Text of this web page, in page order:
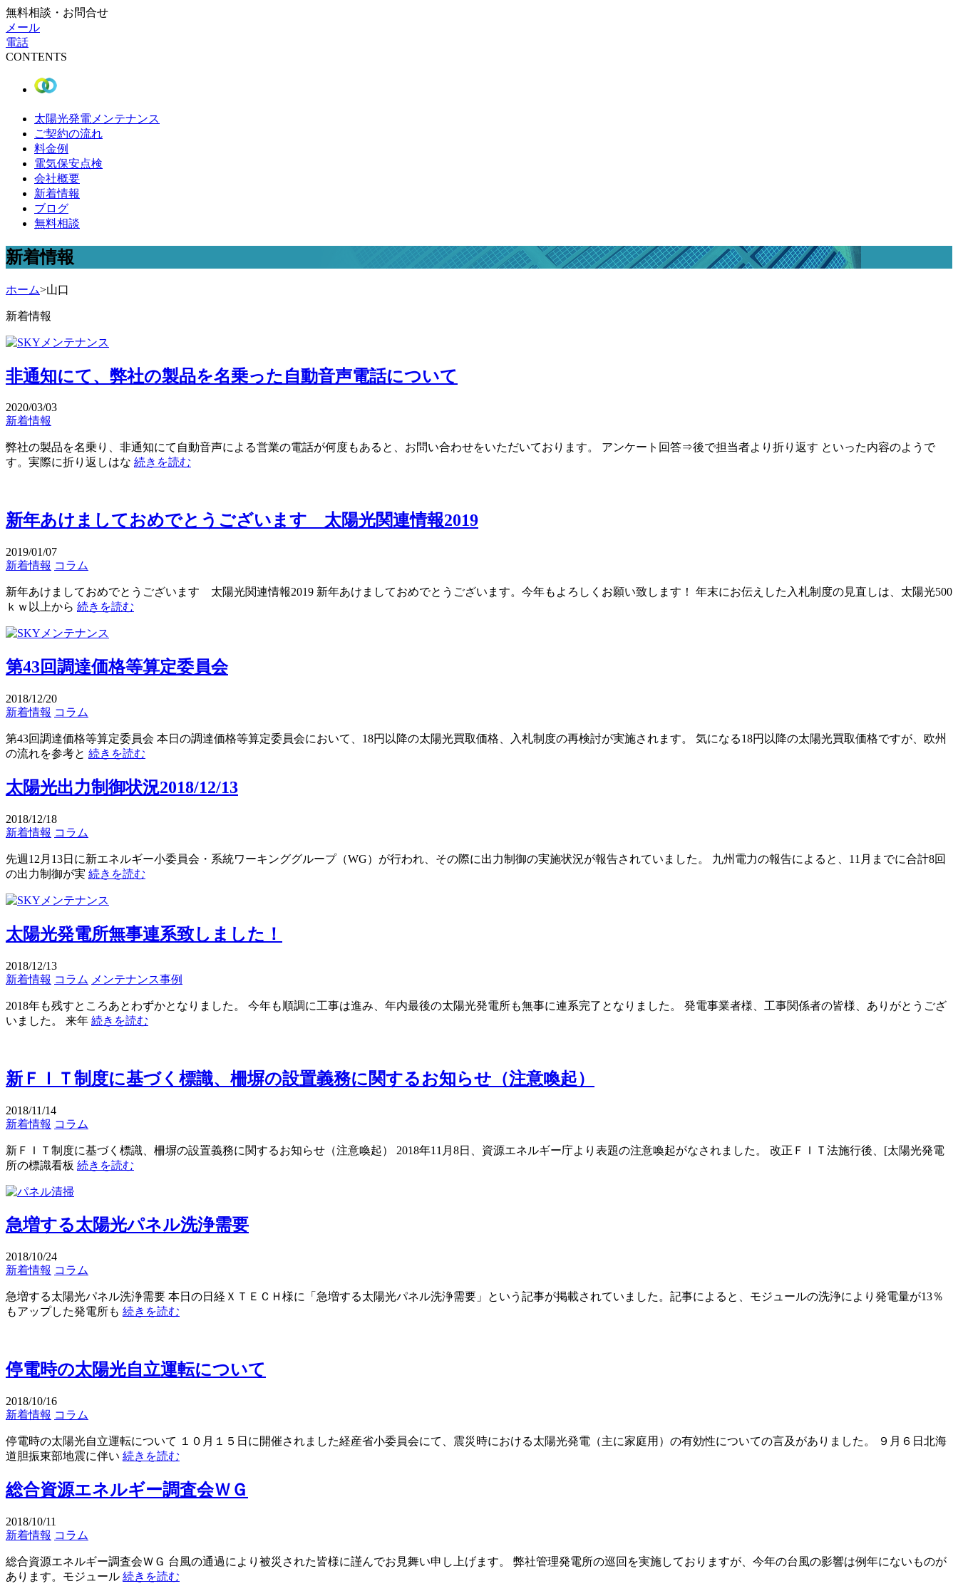
無料相談・お問合せ
メール
電話
CONTENTS
太陽光発電メンテナンス
ご契約の流れ
料金例
電気保安点検
会社概要
新着情報
ブログ
無料相談
新着情報
ホーム>山口
新着情報
非通知にて、弊社の製品を名乗った自動音声電話について
2020/03/03
新着情報
弊社の製品を名乗り、非通知にて自動音声による営業の電話が何度もあると、お問い合わせをいただいております。 アンケート回答⇒後で担当者より折り返す といった内容のようで
す。実際に折り返しはな 続きを読む
新年あけましておめでとうございます 太陽光関連情報2019
2019/01/07
新着情報 コラム
新年あけましておめでとうございます 太陽光関連情報2019 新年あけましておめでとうございます。今年もよろしくお願い致します！ 年末にお伝えした入札制度の見直しは、太陽光500
ｋｗ以上から 続きを読む
第43回調達価格等算定委員会
2018/12/20
新着情報 コラム
第43回調達価格等算定委員会 本日の調達価格等算定委員会において、18円以降の太陽光買取価格、入札制度の再検討が実施されます。 気になる18円以降の太陽光買取価格ですが、欧州
の流れを参考と 続きを読む
太陽光出力制御状況2018/12/13
2018/12/18
新着情報 コラム
先週12月13日に新エネルギー小委員会・系統ワーキンググループ（WG）が行われ、その際に出力制御の実施状況が報告されていました。 九州電力の報告によると、11月までに合計8回
の出力制御が実 続きを読む
太陽光発電所無事連系致しました！
2018/12/13
新着情報 コラム メンテナンス事例
2018年も残すところあとわずかとなりました。 今年も順調に工事は進み、年内最後の太陽光発電所も無事に連系完了となりました。 発電事業者様、工事関係者の皆様、ありがとうござ
いました。 来年 続きを読む
新ＦＩＴ制度に基づく標識、柵塀の設置義務に関するお知らせ（注意喚起）
2018/11/14
新着情報 コラム
新ＦＩＴ制度に基づく標識、柵塀の設置義務に関するお知らせ（注意喚起） 2018年11月8日、資源エネルギー庁より表題の注意喚起がなされました。 改正ＦＩＴ法施行後、[太陽光発電
所の標識看板 続きを読む
急増する太陽光パネル洗浄需要
2018/10/24
新着情報 コラム
急増する太陽光パネル洗浄需要 本日の日経ＸＴＥＣＨ様に「急増する太陽光パネル洗浄需要」という記事が掲載されていました。記事によると、モジュールの洗浄により発電量が13％
もアップした発電所も 続きを読む
停電時の太陽光自立運転について
2018/10/16
新着情報 コラム
停電時の太陽光自立運転について １０月１５日に開催されました経産省小委員会にて、震災時における太陽光発電（主に家庭用）の有効性についての言及がありました。 ９月６日北海
道胆振東部地震に伴い 続きを読む
総合資源エネルギー調査会ＷＧ
2018/10/11
新着情報 コラム
総合資源エネルギー調査会ＷＧ 台風の通過により被災された皆様に謹んでお見舞い申し上げます。 弊社管理発電所の巡回を実施しておりますが、今年の台風の影響は例年にないものが
あります。モジュール 続きを読む